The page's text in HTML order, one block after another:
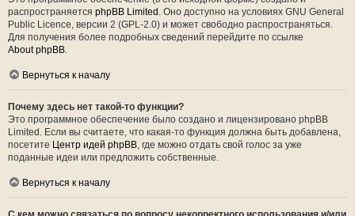
распространяется phpBB Limited . Оно доступно на условиях GNU General
Public Licence, версии 2 (GPL-2.0) и может свободно распространяться.
Для получения более подробных сведений перейдите по ссылке
About phpBB.
Вернуться к началу
Почему здесь нет такой-то функции?
Это программное обеспечение было создано и лицензировано phpBB
Limited. Если вы считаете, что какая-то функция должна быть добавлена,
посетите Центр идей phpBB, где можно отдать свой голос за уже
поданные идеи или предложить собственные.
Вернуться к началу